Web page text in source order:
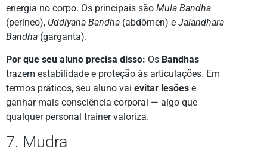
energia no corpo. Os principais são Mula Bandha
(períneo), Uddiyana Bandha (abdômen) e Jalandhara
Bandha (garganta).
Por que seu aluno precisa disso: Os Bandhas
trazem estabilidade e proteção às articulações. Em
termos práticos, seu aluno vai evitar lesões e
ganhar mais consciência corporal — algo que
qualquer personal trainer valoriza.
7. Mudra